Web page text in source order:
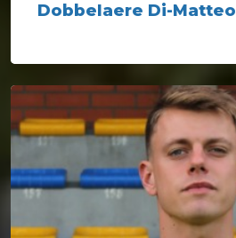
Dobbelaere Di-Matteo